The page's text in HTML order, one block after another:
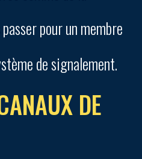
pour un membre
de signalement.
DE